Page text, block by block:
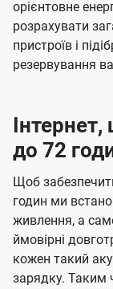
орієнтовне
розрахувати
пристроїв і
резервування
до 72
Щоб
годин ми
живлення, а
ймовірні
кожен такий
зарядку. Таким